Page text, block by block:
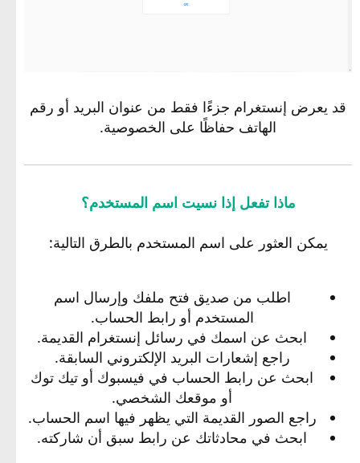
قد يعرض إنستغرام جزءًا فقط من عنوان البريد أو رقم
الهاتف حفاظًا على الخصوصية.
ماذا تفعل إذا نسيت اسم المستخدم؟
يمكن العثور على اسم المستخدم بالطرق التالية:
اطلب من صديق فتح ملفك وإرسال اسم
المستخدم أو رابط الحساب.
ابحث عن اسمك في رسائل إنستغرام القديمة.
راجع إشعارات البريد الإلكتروني السابقة.
ابحث عن رابط الحساب في فيسبوك أو تيك توك
أو موقعك الشخصي.
راجع الصور القديمة التي يظهر فيها اسم الحساب.
ابحث في محادثاتك عن رابط سبق أن شاركته.